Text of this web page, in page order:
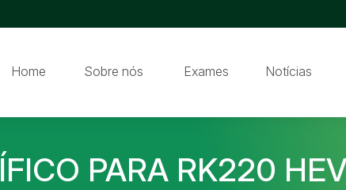
Home Sobre nós Exames Notícias
PARA RK220